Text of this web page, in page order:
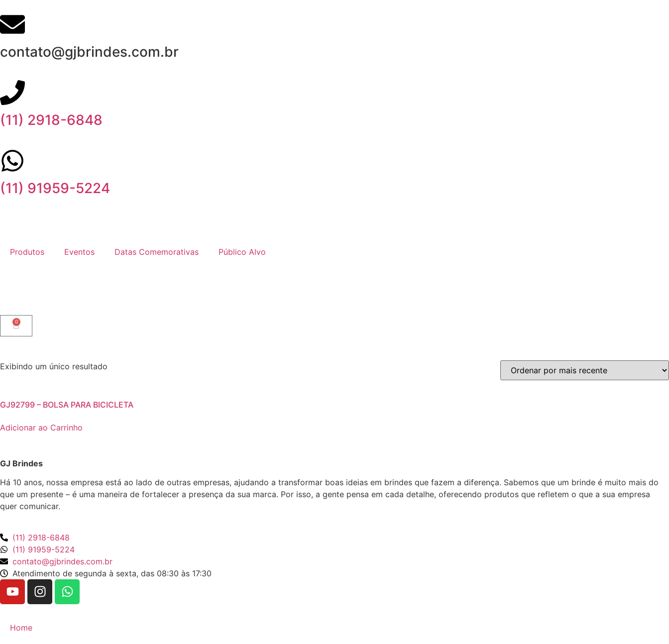
contato@gjbrindes.com.br
(11) 2918-6848
(11) 91959-5224
Produtos Eventos Datas Comemorativas Público Alvo
0
Exibindo um único resultado
GJ92799 – BOLSA PARA BICICLETA
Adicionar ao Carrinho
GJ Brindes
Há 10 anos, nossa empresa está ao lado de outras empresas, ajudando a transformar boas ideias em brindes que fazem a diferença. Sabemos que um brinde é muito mais do
que um presente – é uma maneira de fortalecer a presença da sua marca. Por isso, a gente pensa em cada detalhe, oferecendo produtos que refletem o que a sua empresa
quer comunicar.
(11) 2918-6848
(11) 91959-5224
contato@gjbrindes.com.br
Atendimento de segunda à sexta, das 08:30 às 17:30
Home